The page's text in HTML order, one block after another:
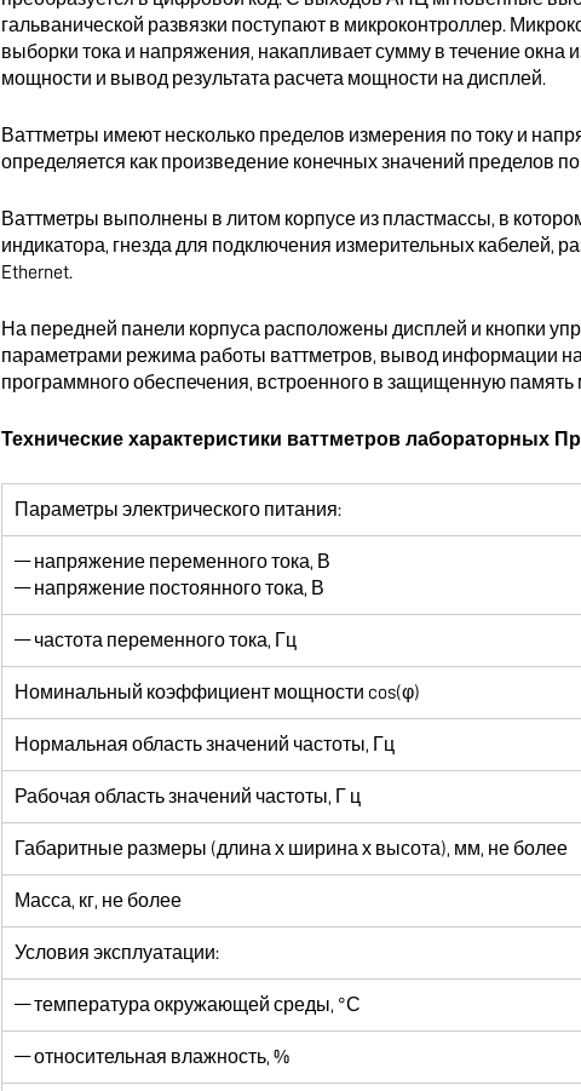
гальванической развязки поступают в микроконтроллер.
выборки тока и напряжения, накапливает сумму в течение окна
мощности и вывод результата расчета мощности на дисплей.
Ваттметры имеют несколько пределов измерения по току и
определяется как произведение конечных значений пределов
Ваттметры выполнены в литом корпусе из пластмассы, в
индикатора, гнезда для подключения измерительных кабелей,
Ethernet.
На передней панели корпуса расположены дисплей и кнопки
параметрами режима работы ваттметров, вывод информации
программного обеспечения, встроенного в защищенную память
Технические характеристики ваттметров лабораторных
Параметры электрического питания:
— напряжение переменного тока, В
— напряжение постоянного тока, В
— частота переменного тока, Гц
Номинальный коэффициент мощности cos(φ)
Нормальная область значений частоты, Гц
Рабочая область значений частоты, Г ц
Габаритные размеры (длина х ширина х высота), мм, не более
Масса, кг, не более
Условия эксплуатации:
— температура окружающей среды, °С
— относительная влажность, %